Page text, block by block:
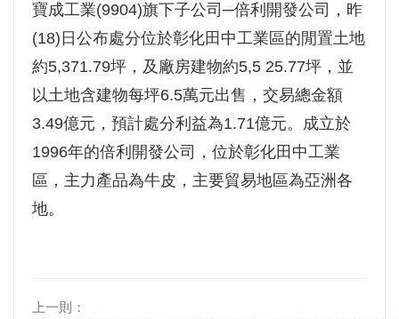
寶成工業(9904)旗下子公司─倍利開發公司，昨
(18)日公布處分位於彰化田中工業區的閒置土地
約5,371.79坪，及廠房建物約5,5 25.77坪，並
以土地含建物每坪6.5萬元出售，交易總金額
3.49億元，預計處分利益為1.71億元。成立於
1996年的倍利開發公司，位於彰化田中工業
區，主力產品為牛皮，主要貿易地區為亞洲各
地。
上一則：